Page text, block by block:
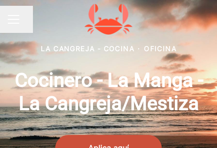
LA CANGREJA - COCINA · OFICINA
Cocinero - La Manga -
La Cangreja/Mestiza